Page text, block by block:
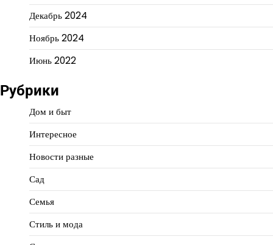
Декабрь 2024
Ноябрь 2024
Июнь 2022
Рубрики
Дом и быт
Интересное
Новости разные
Сад
Семья
Стиль и мода